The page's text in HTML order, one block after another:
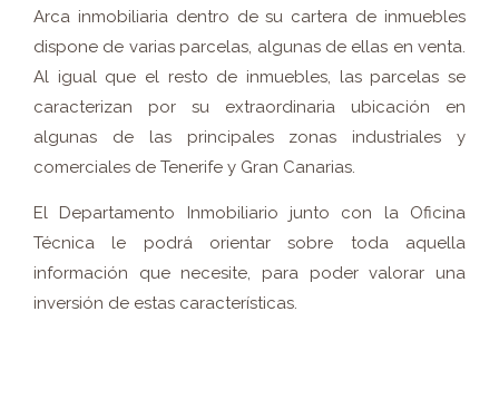
Arca inmobiliaria dentro de su cartera de inmuebles
dispone de varias parcelas, algunas de ellas en venta.
Al igual que el resto de inmuebles, las parcelas se
caracterizan por su extraordinaria ubicación en
algunas de las principales zonas industriales y
comerciales de Tenerife y Gran Canarias.
El Departamento Inmobiliario junto con la Oficina
Técnica le podrá orientar sobre toda aquella
información que necesite, para poder valorar una
inversión de estas características.